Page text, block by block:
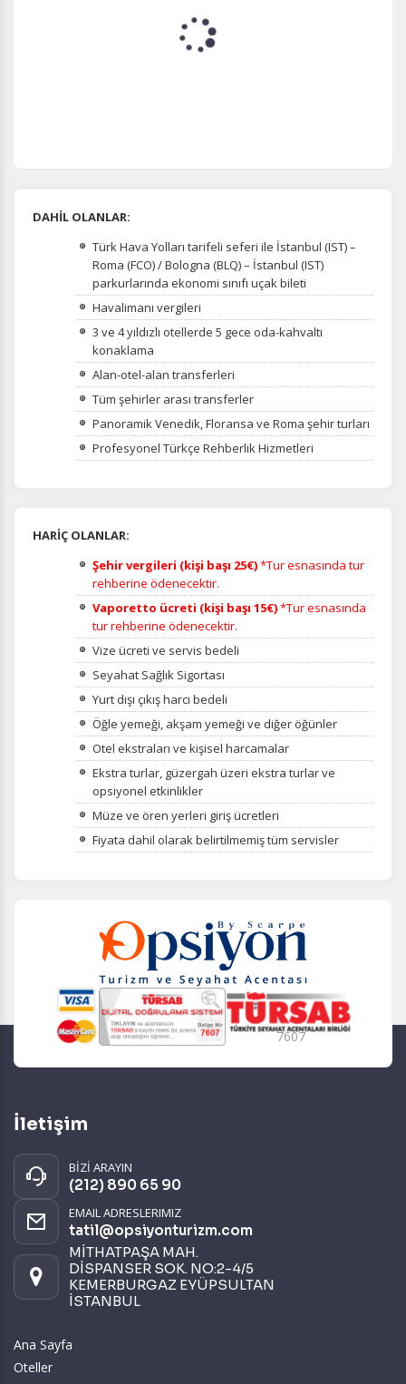
Tercihleri Kaydet
DAHİL OLANLAR:
Türk Hava Yolları tarifeli seferi ile İstanbul (IST) –
Roma (FCO) / Bologna (BLQ) – İstanbul (IST)
parkurlarında ekonomi sınıfı uçak bileti
Havalimanı vergileri
3 ve 4 yıldızlı otellerde 5 gece oda-kahvaltı
konaklama
Alan-otel-alan transferleri
Tüm şehirler arası transferler
Panoramik Venedik, Floransa ve Roma şehir turları
Profesyonel Türkçe Rehberlik Hizmetleri
HARİÇ OLANLAR:
Şehir vergileri (kişi başı 25€)*Tur esnasında tur
rehberine ödenecektir.
Vaporetto ücreti (kişi başı 15€)*Tur esnasında
tur rehberine ödenecektir.
Vize ücreti ve servis bedeli
Seyahat Sağlık Sigortası
Yurt dışı çıkış harcı bedeli
Öğle yemeği, akşam yemeği ve diğer öğünler
Otel ekstraları ve kişisel harcamalar
Ekstra turlar, güzergah üzeri ekstra turlar ve
opsiyonel etkinlikler
Müze ve ören yerleri giriş ücretleri
Fiyata dahil olarak belirtilmemiş tüm servisler
7607
İletişim
BİZİ ARAYIN
(212) 890 65 90
EMAIL ADRESLERIMIZ
tatil@opsiyonturizm.com
MİTHATPAŞA MAH.
DİSPANSER SOK. NO:2-4/5
KEMERBURGAZ EYÜPSULTAN
İSTANBUL
Ana Sayfa
Oteller